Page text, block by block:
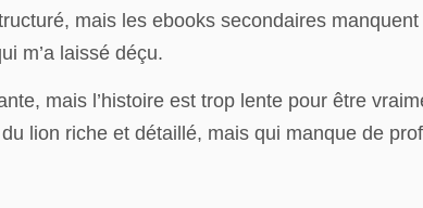
mais les ebooks secondaires
m’a laissé déçu.
mais l’histoire est trop lente pour être
lion riche et détaillé, mais qui manque de